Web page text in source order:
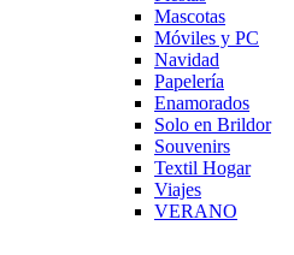
Mascotas
Móviles y PC
Navidad
Papelería
Enamorados
Solo en Brildor
Souvenirs
Textil Hogar
Viajes
VERANO